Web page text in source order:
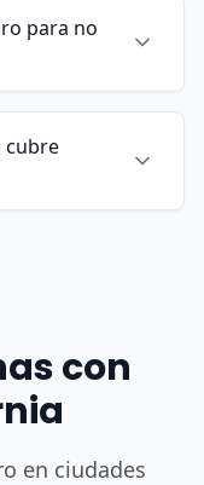
para no
cubre
con
en ciudades